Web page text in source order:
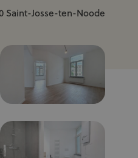
Saint-Josse-ten-Noode